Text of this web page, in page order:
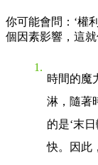
你可能會問：‘權
個因素影響，這
時間的魔
淋，隨著
的是‘末
快。因此